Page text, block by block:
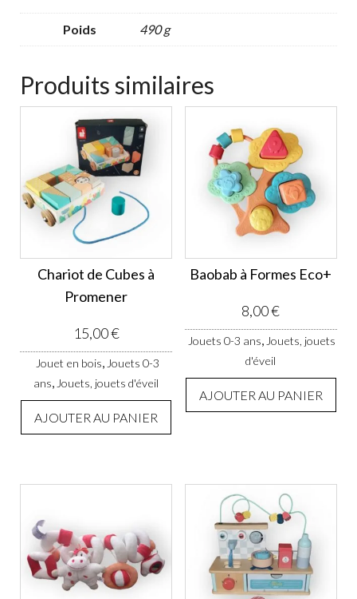
Poids 490 g
Produits similaires
Chariot de Cubes à
Promener
15,00€
Jouet en bois Jouets 0-3
ans Jouets, jouets d'éveil
AJOUTER AU PANIER
Baobab à Formes Eco+
8,00€
Jouets 0-3 ans Jouets, jouets
d'éveil
AJOUTER AU PANIER